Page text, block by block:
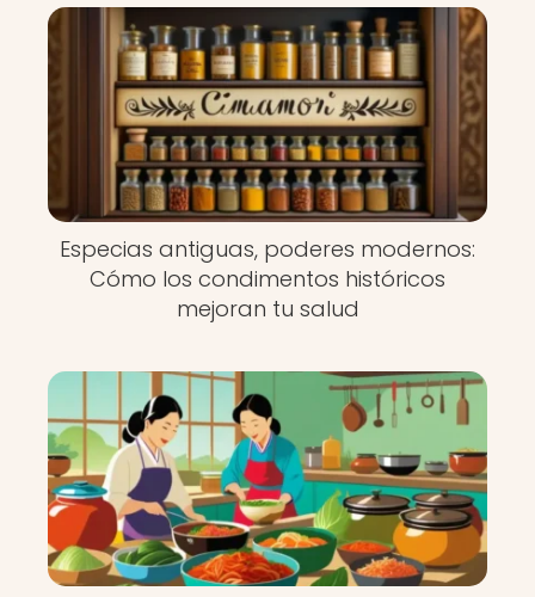
Especias antiguas, poderes modernos:
Cómo los condimentos históricos
mejoran tu salud